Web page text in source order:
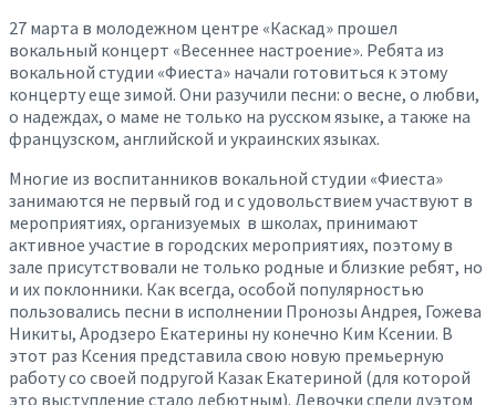
27 марта в молодежном центре «Каскад» прошел
вокальный концерт «Весеннее настроение». Ребята из
вокальной студии «Фиеста» начали готовиться к этому
концерту еще зимой. Они разучили песни: о весне, о любви,
о надеждах, о маме не только на русском языке, а также на
французском, английской и украинских языках.
Многие из воспитанников вокальной студии «Фиеста»
занимаются не первый год и с удовольствием участвуют в
мероприятиях, организуемых в школах, принимают
активное участие в городских мероприятиях, поэтому в
зале присутствовали не только родные и близкие ребят, но
и их поклонники. Как всегда, особой популярностью
пользовались песни в исполнении Пронозы Андрея, Гожева
Никиты, Ародзеро Екатерины ну конечно Ким Ксении. В
этот раз Ксения представила свою новую премьерную
работу со своей подругой Казак Екатериной (для которой
это выступление стало дебютным). Девочки спели дуэтом